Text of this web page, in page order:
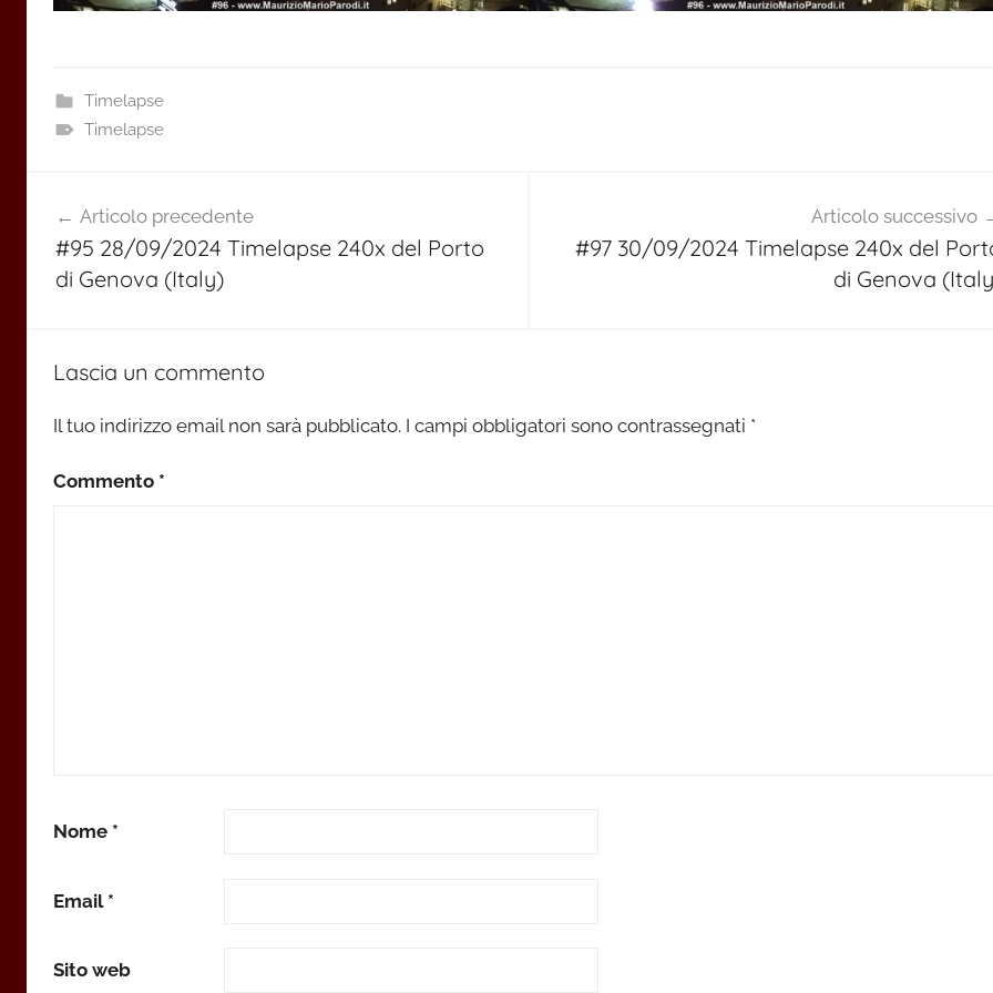
Timelapse
Timelapse
articoli
Articolo precedente
#95 28/09/2024 Timelapse 240x del Porto
di Genova (Italy)
Articolo successivo
#97 30/09/2024 Timelapse 240x del
di Genova
Lascia un commento
Il tuo indirizzo email non sarà pubblicato. I campi obbligatori sono contrassegnati *
Commento *
Nome *
Email *
Sito web